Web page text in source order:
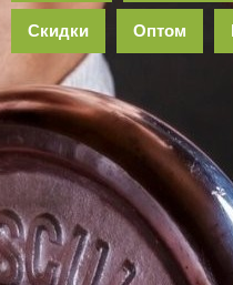
Скидки Оптом